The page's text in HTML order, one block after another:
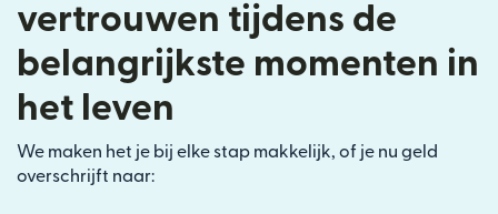
vertrouwen tijdens de
belangrijkste momenten in
het leven
We maken het je bij elke stap makkelijk, of je nu geld
overschrijft naar: